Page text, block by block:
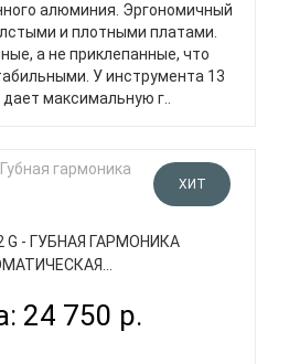
алюминия. Эргономичный
и плотными платами.
а не приклепанные, что
У инструмента 13
максимальную г..
ХИТ
G - ГУБНАЯ ГАРМОНИКА
24 750 р.